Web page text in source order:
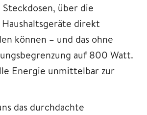
über die
direkt
können – und das ohne
auf 800 Watt.
Energie unmittelbar zur
das durchdachte